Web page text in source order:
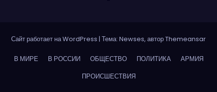
Сайт работает на WordPress | Тема: Newses, авторThemeansar
В МИРЕ В РОССИИ ОБЩЕСТВО ПОЛИТИКА
АРМИЯ
ПРОИСШЕСТВИЯ